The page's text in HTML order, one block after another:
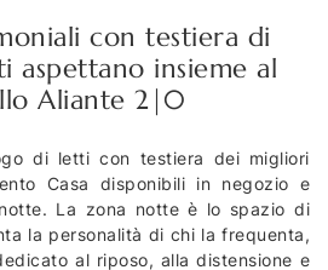
con testiera di
aspettano insieme al
Aliante 2|0
di letti con testiera dei migliori
Casa disponibili in negozio e
La zona notte è lo spazio di
la personalità di chi la frequenta,
al riposo, alla distensione e